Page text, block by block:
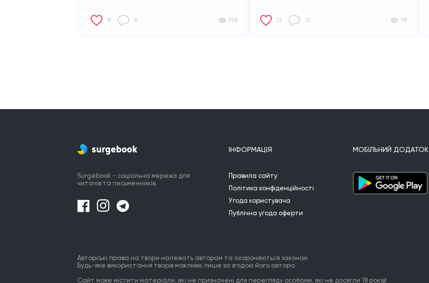
11 5 148 12 12 78
Surgebook - соціальна мережа для
читачів та письменників.
ІНФОРМАЦІЯ
Правила сайту
Політика конфіденційності
Угода користувача
Публічна угода оферти
МОБІЛЬНИЙ ДОДАТОК
Авторські права на твори належать авторам та охороняються законом.
Будь-яке використання творів можливе лише за згодою його автора.
Сайт може містити матеріали, які не призначені для перегляду особами, які не досягли 18 років!